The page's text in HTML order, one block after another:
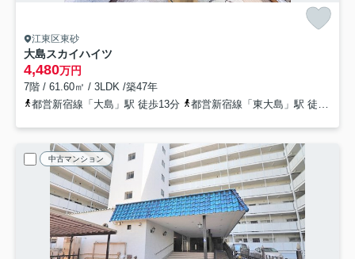
江東区東砂
大島スカイハイツ
4,480万円
7階 / 61.60㎡ / 3LDK /築47年
都営新宿線「大島」駅 徒歩13分
都営新宿線「東大島」駅 徒歩16分
中古マンション